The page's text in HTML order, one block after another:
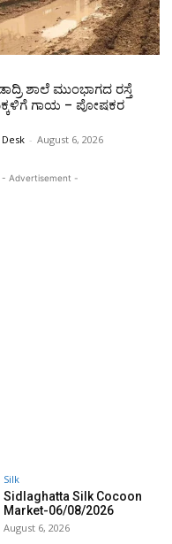
ಶಾಲೆ ಮುಂಭಾಗದ ರಸ್ತೆ
ಗಾಯ – ಪೋಷಕರ
- August 6, 2026
- Advertisement -
Silk
Sidlaghatta Silk Cocoon
Market-06/08/2026
August 6, 2026